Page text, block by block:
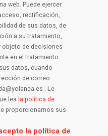
web. Puede ejercer
rectificación,
de sus datos, de
a su tratamiento,
objeto de decisiones
en el tratamiento
datos, cuando
de correo
. Le
lea la política de
proporcionarnos sus
la política de